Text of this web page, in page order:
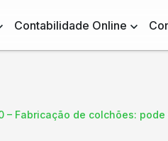
Contabilidade Online
– Fabricação de colchões: